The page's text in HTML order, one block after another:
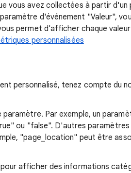
vous avez collectées à partir d'un
d'événement "Valeur",
permet d'afficher chaque
personnalisées
personnalisé, tenez compte du
Par exemple, un
ou "false". D'autres
"page_location" peut être
afficher des informations